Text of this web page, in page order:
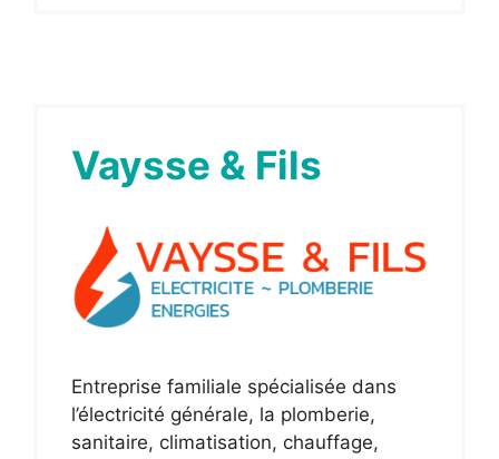
Vaysse & Fils
Entreprise familiale spécialisée dans
l’électricité générale, la plomberie,
sanitaire, climatisation, chauffage,